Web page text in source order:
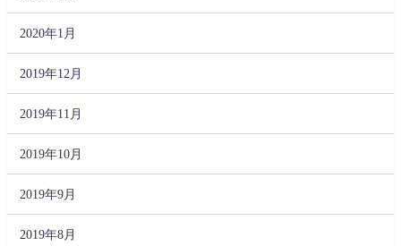
2020年1月
2019年12月
2019年11月
2019年10月
2019年9月
2019年8月